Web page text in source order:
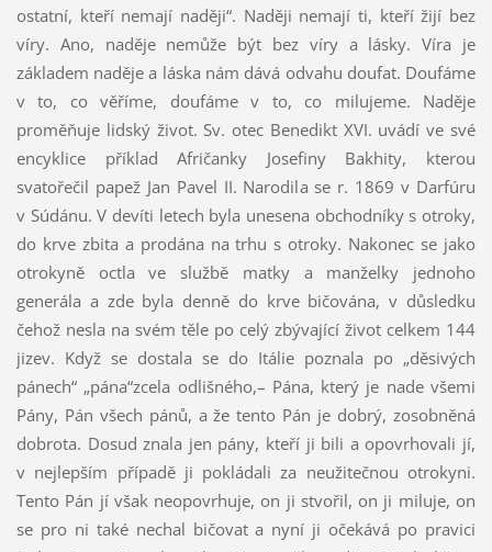
ostatní, kteří nemají naději“. Naději nemají ti, kteří žijí bez
víry. Ano, naděje nemůže být bez víry a lásky. Víra je
základem naděje a láska nám dává odvahu doufat. Doufáme
v to, co věříme, doufáme v to, co milujeme. Naděje
proměňuje lidský život. Sv. otec Benedikt XVI. uvádí ve své
encyklice příklad Afričanky Josefiny Bakhity, kterou
svatořečil papež Jan Pavel II. Narodila se r. 1869 v Darfúru
v Súdánu. V devíti letech byla unesena obchodníky s otroky,
do krve zbita a prodána na trhu s otroky. Nakonec se jako
otrokyně octla ve službě matky a manželky jednoho
generála a zde byla denně do krve bičována, v důsledku
čehož nesla na svém těle po celý zbývající život celkem 144
jizev. Když se dostala se do Itálie poznala po „děsivých
pánech“ „pána“zcela odlišného,– Pána, který je nade všemi
Pány, Pán všech pánů, a že tento Pán je dobrý, zosobněná
dobrota. Dosud znala jen pány, kteří ji bili a opovrhovali jí,
v nejlepším případě ji pokládali za neužitečnou otrokyni.
Tento Pán jí však neopovrhuje, on ji stvořil, on ji miluje, on
se pro ni také nechal bičovat a nyní ji očekává po pravici